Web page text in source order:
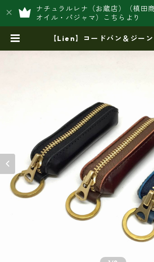
ナチュラルレナ（お蔵店）（槙田
オイル・パジャマ）こちらより
【Lien】コードバン＆ジー